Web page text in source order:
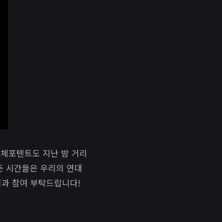
포텐트도 지난 밤 거리
시간들은 우리의 연대
참여 부탁드립니다!